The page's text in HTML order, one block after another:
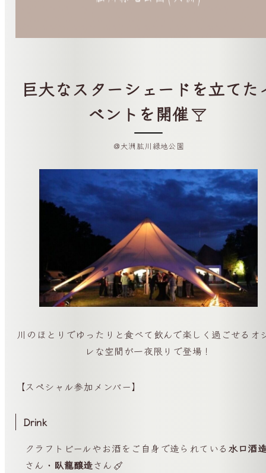
巨大なスターシェードを立てた
ベントを開催
＠大洲肱川緑地公園
川のほとりでゆったりと食べて飲んで楽しく過ごせるオ
レな空間が一夜限りで登場！
【スペシャル参加メンバー】
Drink
クラフトビールやお酒をご自身で造られている 水口酒
さん・ 臥龍醸造さん